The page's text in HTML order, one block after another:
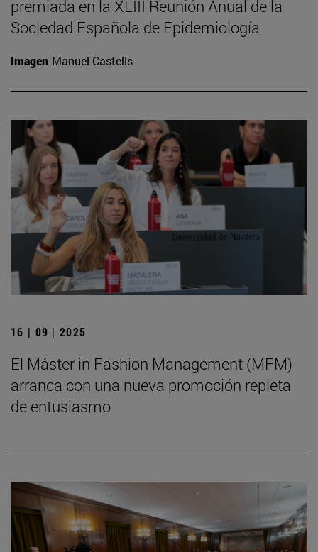
premiada en la XLIII Reunión Anual de la
Sociedad Española de Epidemiología
Imagen Manuel Castells
16 | 09 | 2025
El Máster in Fashion Management (MFM)
arranca con una nueva promoción repleta
de entusiasmo